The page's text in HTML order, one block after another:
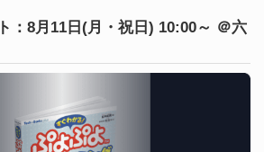
：8月11日(月・祝日) 10:00～ ＠六